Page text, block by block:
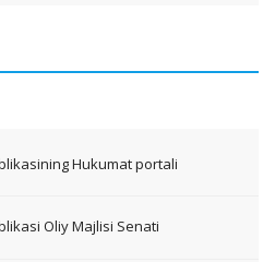
Hukumat portali
Oliy Majlisi Senati